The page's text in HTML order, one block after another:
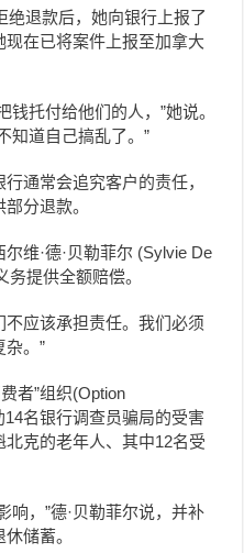
绝退款后，她向银行上报了
在已将案件上报至加拿大
钱托付给他们的人，”她说。
知道自己搞乱了。”
通常会追究客户的责任，
分退款。
维·德·贝勒菲尔 (Sylvie De
务提供全额赔偿。
不应该承担责任。我们必须
。”
者”组织(Option
名银行调查员骗局的受害
北克的老年人、其中12名受
响，”德·贝勒菲尔说，并补
储蓄。